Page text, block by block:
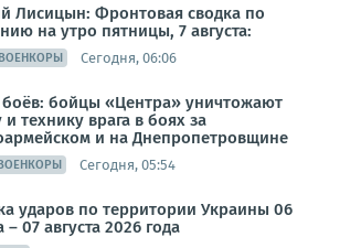
Лисицын: Фронтовая сводка по
на утро пятницы, 7 августа:
ВОЕНКОРЫ Сегодня, 06:06
бойцы «Центра» уничтожают
и технику врага в боях за
и на Днепропетровщине
Сегодня, 05:54
ударов по территории Украины 06
– 07 августа 2026 года